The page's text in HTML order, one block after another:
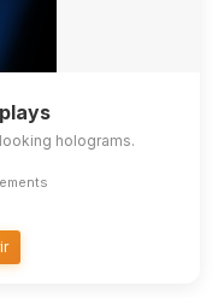
holograms.